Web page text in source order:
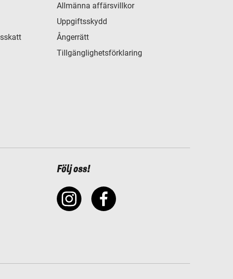
Allmänna affärsvillkor
Uppgiftsskydd
Ångerrätt
Tillgänglighetsförklaring
Följ oss!